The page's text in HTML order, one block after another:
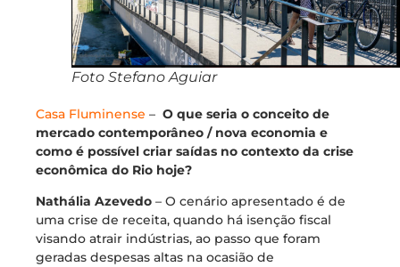
Foto Stefano Aguiar
Casa Fluminense – O que seria o conceito de
mercado contemporâneo / nova economia e
como é possível criar saídas no contexto da crise
econômica do Rio hoje?
Nathália Azevedo – O cenário apresentado é de
uma crise de receita, quando há isenção fiscal
visando atrair indústrias, ao passo que foram
geradas despesas altas na ocasião de